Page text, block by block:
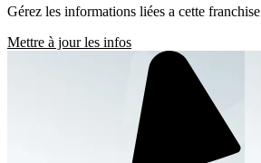
Gérez les informations liées a cette franchise
Mettre à jour les infos